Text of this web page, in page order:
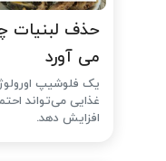
حذف لبنیات
می آورد
یک فلوشیپ
غذایی می‌تواند
افزایش دهد.